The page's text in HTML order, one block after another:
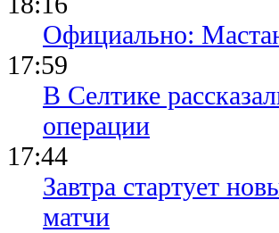
Официально:
17:59
В Селтике
операции
17:44
Завтра стартует
матчи